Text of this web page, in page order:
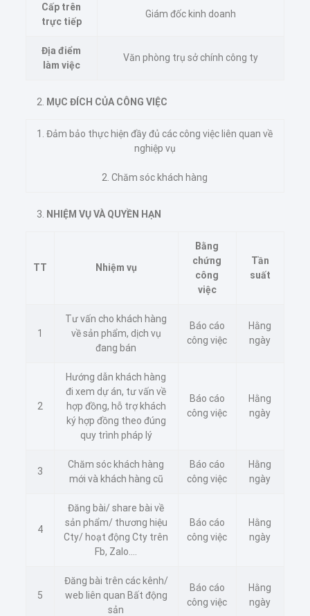
Cấp trên
trực tiếp
Giám đốc kinh doanh
Địa điểm
làm việc
Văn phòng trụ sở chính công ty
MỤC ĐÍCH CỦA CÔNG VIỆC
1. Đảm bảo thực hiện đầy đủ các công việc liên quan về
nghiệp vụ
2. Chăm sóc khách hàng
NHIỆM VỤ VÀ QUYỀN HẠN
TT Nhiệm vụ
Bằng
chứng
công
việc
Tần
suất
1
Tư vấn cho khách hàng
về sản phẩm, dịch vụ
đang bán
Báo cáo
công việc
Hằng
ngày
2
Hướng dẫn khách hàng
đi xem dự án, tư vấn về
hợp đồng, hỗ trợ khách
ký hợp đồng theo đúng
quy trình pháp lý
Báo cáo
công việc
Hằng
ngày
3
Chăm sóc khách hàng
mới và khách hàng cũ
Báo cáo
công việc
Hằng
ngày
4
Đăng bài/ share bài về
sản phẩm/ thương hiệu
Cty/ hoạt động Cty trên
Fb, Zalo….
Báo cáo
công việc
Hằng
ngày
5
Đăng bài trên các kênh/
web liên quan Bất động
sản
Báo cáo
công việc
Hằng
ngày